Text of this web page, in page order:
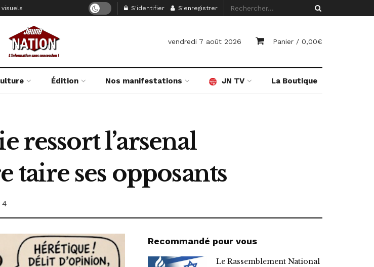
S'identifier S'enregistrer
vendredi 7 août 2026 Panier / 0,00€
Édition Nos manifestations JN TV La Boutique
ressort l’arsenal
ses opposants
4
Recommandé pour vous
Le Rassemblement National